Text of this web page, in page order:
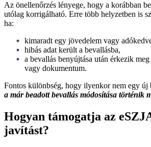
Az önellenőrzés lényege, hogy a korábban
utólag korrigálható. Erre több helyzetben is
ha:
kimaradt egy jövedelem vagy
hibás adat került a bevallásba,
a bevallás benyújtása után érkezik
vagy dokumentum.
Fontos különbség, hogy ilyenkor nem egy új
a már beadott bevallás módosítása történik
Hogyan támogatja az
javítást?